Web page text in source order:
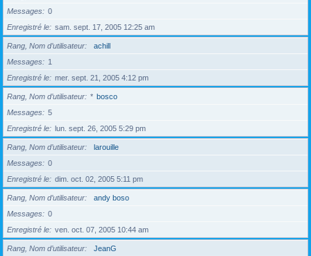
Messages
0
Enregistré le
sam. sept. 17, 2005 12:25 am
Rang, Nom d’utilisateur
achill
Messages
1
Enregistré le
mer. sept. 21, 2005 4:12 pm
Rang, Nom d’utilisateur * bosco
Messages
5
Enregistré le
lun. sept. 26, 2005 5:29 pm
Rang, Nom d’utilisateur
larouille
Messages
0
Enregistré le
dim. oct. 02, 2005 5:11 pm
Rang, Nom d’utilisateur
andy boso
Messages
0
Enregistré le
ven. oct. 07, 2005 10:44 am
Rang, Nom d’utilisateur
JeanG